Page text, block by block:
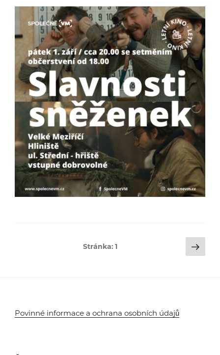
Stránka:1
Povinné informace a ochrana osobních údajů